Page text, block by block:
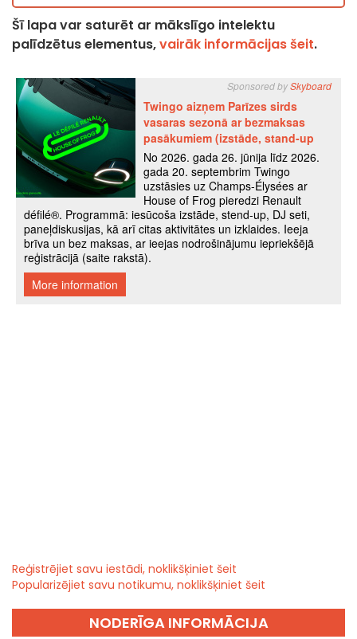
Šī lapa var saturēt ar mākslīgo intelektu
palīdzētus elementus,vairāk informācijas šeit.
Reģistrējiet savu iestādi, noklikšķiniet šeit
Popularizējiet savu notikumu, noklikšķiniet šeit
NODERĪGA INFORMĀCIJA